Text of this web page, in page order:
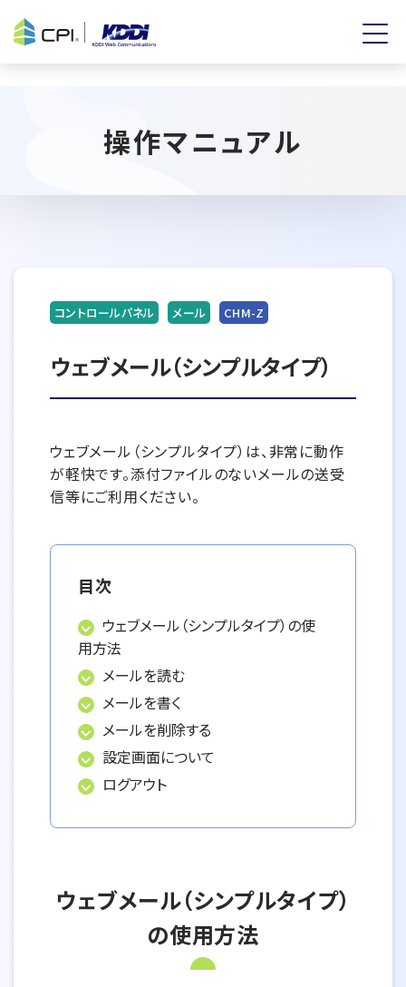
操作マニュアル
コントロールパネル メール CHM-Z
ウェブメール（シンプルタイプ）
ウェブメール（シンプルタイプ）は、非常に動作
が軽快です。添付ファイルのないメールの送受
信等にご利用ください。
目次
ウェブメール（シンプルタイプ）の使
用方法
メールを読む
メールを書く
メールを削除する
設定画面について
ログアウト
ウェブメール（シンプルタイプ）
の使用方法